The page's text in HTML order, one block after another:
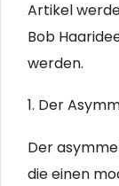
Artikel
Bob
werden.
1. Der
Der
die einen